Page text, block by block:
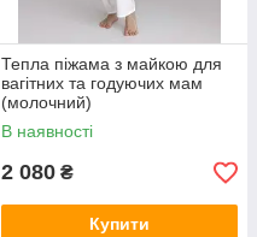
Тепла піжама з майкою для
вагітних та годуючих мам
(молочний)
В наявності
2 080 ₴
Купити